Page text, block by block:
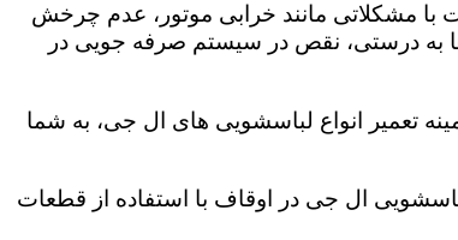
با مشکلاتی مانند خرابی موتور، عدم چرخش
به درستی، نقص در سیستم صرفه جویی در
تعمیر انواع لباسشویی های ال جی، به شما
ال جی در اوقاف با استفاده از قطعات